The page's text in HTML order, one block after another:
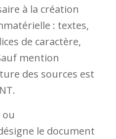
à la création
: textes,
de caractère,
mention
des sources est
ou
le document